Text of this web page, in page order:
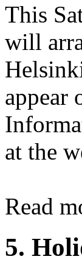
This
will
appear
at the
Read
5.